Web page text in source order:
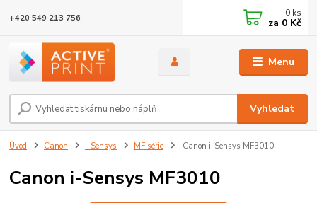
Menu
Vyhledat
+420 549 213 756 0 ks
za 0 Kč
Úvod Canon i-Sensys MF série Canon i-Sensys MF3010
Canon i-Sensys MF3010